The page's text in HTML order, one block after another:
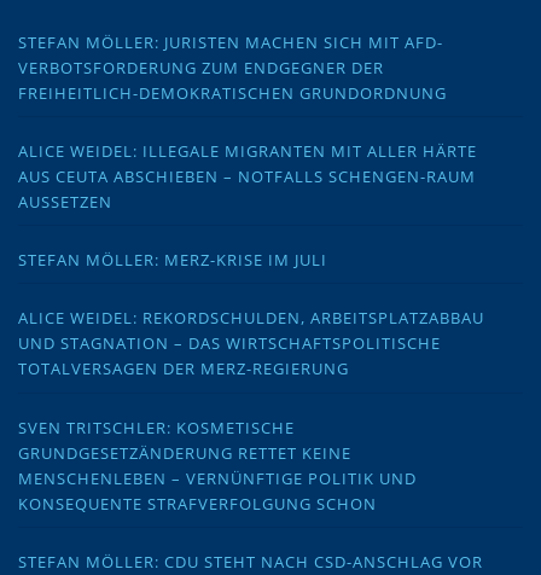
STEFAN MÖLLER: JURISTEN MACHEN SICH MIT AFD-
VERBOTSFORDERUNG ZUM ENDGEGNER DER
FREIHEITLICH-DEMOKRATISCHEN GRUNDORDNUNG
ALICE WEIDEL: ILLEGALE MIGRANTEN MIT ALLER HÄRTE
AUS CEUTA ABSCHIEBEN – NOTFALLS SCHENGEN-RAUM
AUSSETZEN
STEFAN MÖLLER: MERZ-KRISE IM JULI
ALICE WEIDEL: REKORDSCHULDEN, ARBEITSPLATZABBAU
UND STAGNATION – DAS WIRTSCHAFTSPOLITISCHE
TOTALVERSAGEN DER MERZ-REGIERUNG
SVEN TRITSCHLER: KOSMETISCHE
GRUNDGESETZÄNDERUNG RETTET KEINE
MENSCHENLEBEN – VERNÜNFTIGE POLITIK UND
KONSEQUENTE STRAFVERFOLGUNG SCHON
STEFAN MÖLLER: CDU STEHT NACH CSD-ANSCHLAG VOR